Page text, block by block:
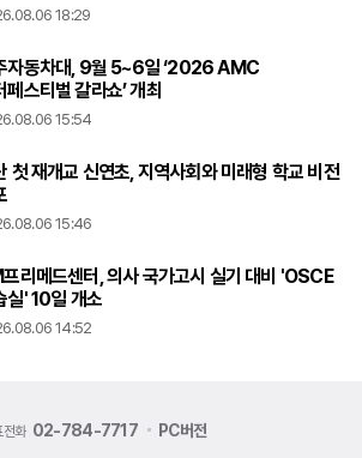
18:29
자동차대, 9월 5~6일 ‘2026 AMC
페스티벌 갈라쇼’ 개최
15:54
첫 재개교 신연초, 지역사회와 미래형 학교 비전
15:46
리메드센터, 의사 국가고시 실기 대비 'OSCE
실' 10일 개소
14:52
전화 02-784-7717 PC버전